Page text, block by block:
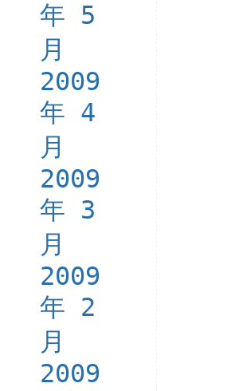
年 5
月
2009
年 4
月
2009
年 3
月
2009
年 2
月
2009